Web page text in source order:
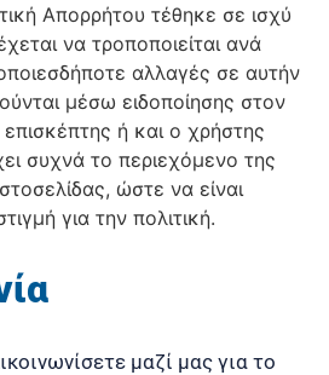
Απορρήτου τέθηκε σε ισχύ
να τροποποιείται ανά
αλλαγές σε αυτήν
μέσω ειδοποίησης στον
ή και ο χρήστης
συχνά το περιεχόμενο της
ώστε να είναι
για την πολιτική.
μαζί μας για το